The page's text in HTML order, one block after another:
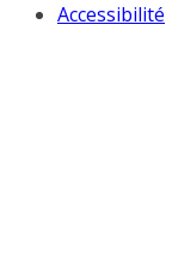
Accessibilité